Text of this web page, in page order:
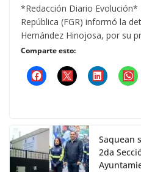
*Redacción Diario Evolución*
República (FGR) informó la
Hernández Hinojosa, por su
Comparte esto:
Saquean
2da